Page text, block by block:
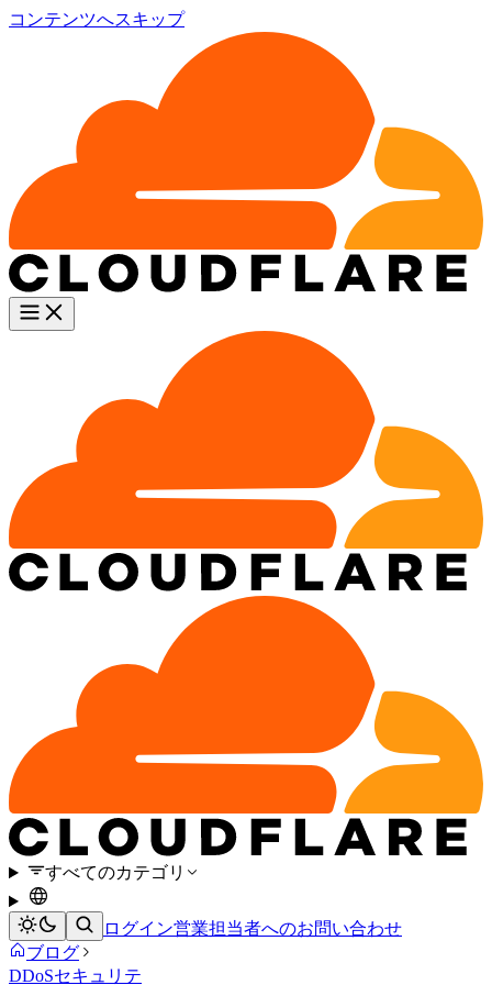
コンテンツへスキップ
すべてのカテゴリ
ログイン営業担当者へのお問い合わせ
ブログ
DDoSセキュリテ